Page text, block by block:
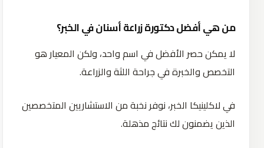
من هي أفضل دكتورة زراعة أسنان في الخبر؟
لا يمكن حصر الأفضل في اسم واحد، ولكن المعيار هو
التخصص والخبرة في جراحة اللثة والزراعة.
في لاكلينيكا الخبر، نوفر نخبة من الاستشاريين المتخصصين
الذين يضمنون لك نتائج مذهلة.